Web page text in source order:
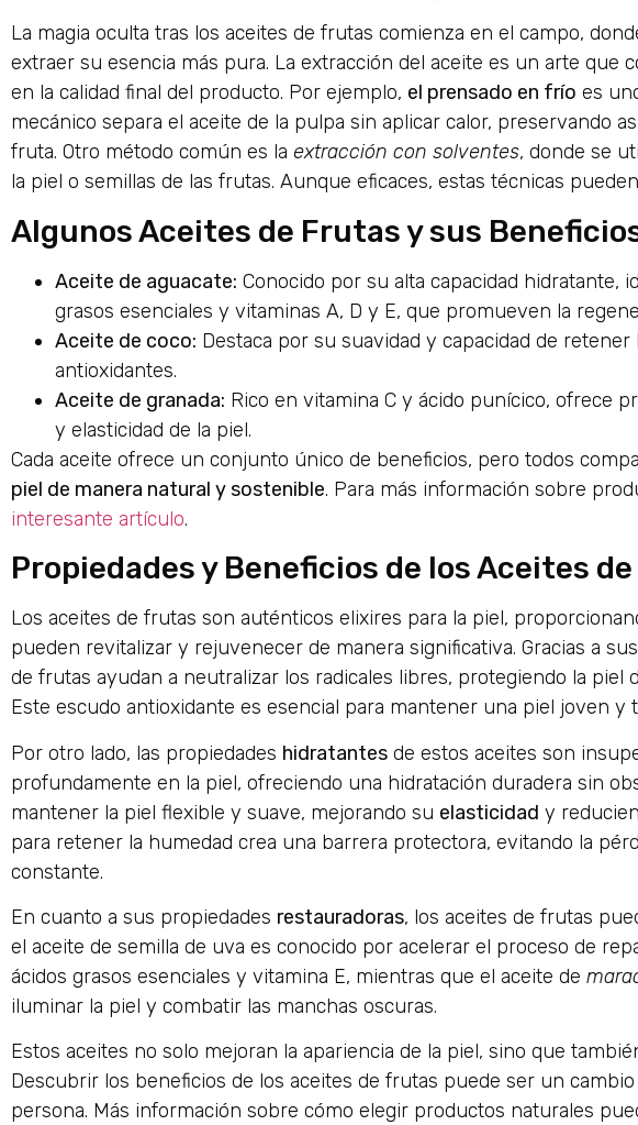
La magia oculta tras los aceites de frutas comienza en el campo,
extraer su esencia más pura. La extracción del aceite es un arte
en la calidad final del producto. Por ejemplo, el prensado en frío es
mecánico separa el aceite de la pulpa sin aplicar calor, preservando
fruta. Otro método común es la extracción con solventes, donde se
la piel o semillas de las frutas. Aunque eficaces, estas técnicas
Algunos Aceites de Frutas y sus
Aceite de aguacate: Conocido por su alta capacidad hidratante,
grasos esenciales y vitaminas A, D y E, que promueven la
Aceite de coco: Destaca por su suavidad y capacidad de
antioxidantes.
Aceite de granada: Rico en vitamina C y ácido punícico, ofrece
y elasticidad de la piel.
Cada aceite ofrece un conjunto único de beneficios, pero todos
piel de manera natural y sostenible. Para más información sobre
interesante artículo.
Propiedades y Beneficios de los Aceites
Los aceites de frutas son auténticos elixires para la piel,
pueden revitalizar y rejuvenecer de manera significativa. Gracias a
de frutas ayudan a neutralizar los radicales libres, protegiendo la
Este escudo antioxidante es esencial para mantener una piel joven
Por otro lado, las propiedades hidratantes de estos aceites son
profundamente en la piel, ofreciendo una hidratación duradera sin
mantener la piel flexible y suave, mejorando su elasticidad y
para retener la humedad crea una barrera protectora, evitando la
constante.
En cuanto a sus propiedades restauradoras, los aceites de frutas
el aceite de semilla de uva es conocido por acelerar el proceso de
ácidos grasos esenciales y vitamina E, mientras que el aceite de
iluminar la piel y combatir las manchas oscuras.
Estos aceites no solo mejoran la apariencia de la piel, sino que
Descubrir los beneficios de los aceites de frutas puede ser un
persona. Más información sobre cómo elegir productos naturales